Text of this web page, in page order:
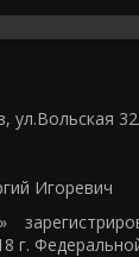
ул.Вольская
Игоревич
г.